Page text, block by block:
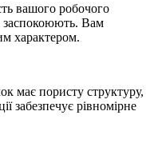
вашого робочого
заспокоюють. Вам
характером.
має пористу структуру,
забезпечує рівномірне